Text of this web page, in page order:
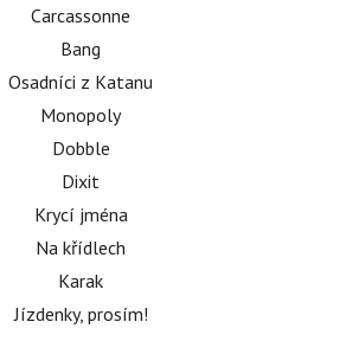
Carcassonne
Bang
Osadníci z Katanu
Monopoly
Dobble
Dixit
Krycí jména
Na křídlech
Karak
Jízdenky, prosím!